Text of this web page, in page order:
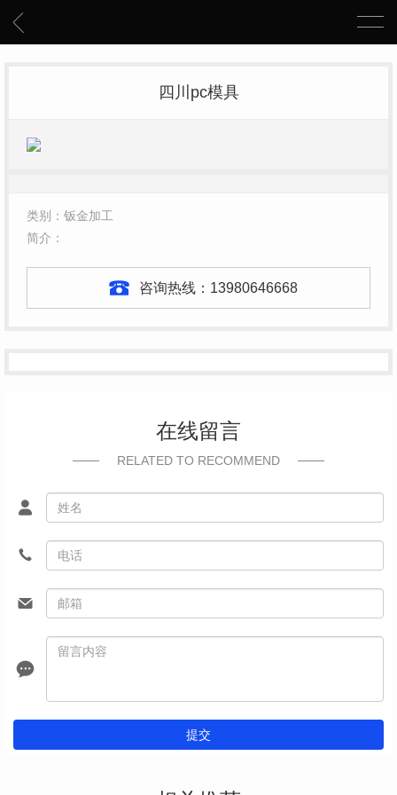
四川pc模具
类别：钣金加工
简介：
咨询热线： 13980646668
在线留言
RELATED TO RECOMMEND
提交